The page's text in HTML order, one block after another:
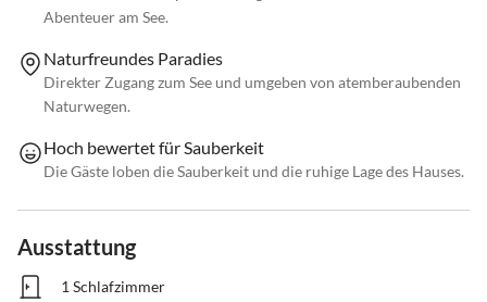
Abenteuer am See.
Naturfreundes Paradies
Direkter Zugang zum See und umgeben von atemberaubenden
Naturwegen.
Hoch bewertet für Sauberkeit
Die Gäste loben die Sauberkeit und die ruhige Lage des Hauses.
Ausstattung
1 Schlafzimmer